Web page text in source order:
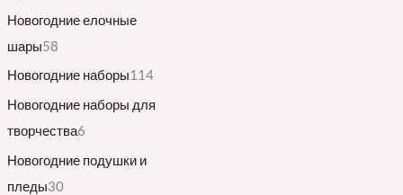
Новогодние елочные
шары58
Новогодние наборы114
Новогодние наборы для
творчества6
Новогодние подушки и
пледы30